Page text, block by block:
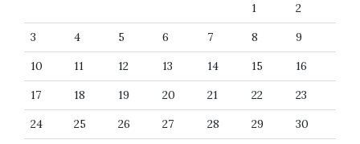
1
2
3
4 5 6 7 8
9
10
11 12 13 14 15
16
17
18 19 20 21 22
23
24
25 26 27 28 29
30